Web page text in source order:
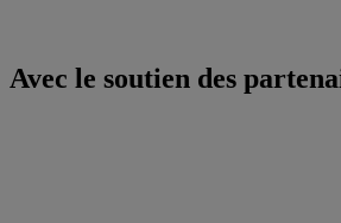
Avec le soutien des